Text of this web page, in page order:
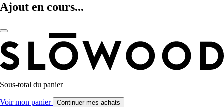
Ajout en cours...
Sous-total du panier
Voir mon panier Continuer mes achats